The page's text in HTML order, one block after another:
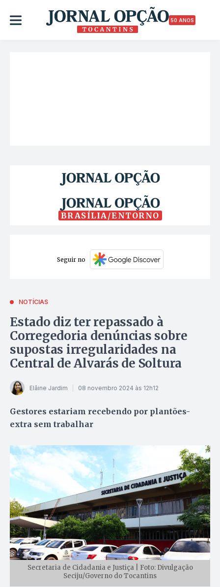
50 ANOS
BRASÍLIA/ENTORNO
Seguir no
NOTÍCIAS
Estado diz ter repassado à
Corregedoria denúncias sobre
supostas irregularidades na
Central de Alvarás de Soltura
Elâine Jardim 08 novembro 2024 às 12h12
Gestores estariam recebendo por plantões-
extra sem trabalhar
Secretaria de Cidadania e Justiça | Foto: Divulgação
Seciju/Governo do Tocantins